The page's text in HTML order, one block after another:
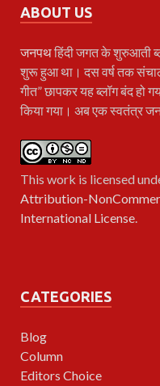
ABOUT US
जनपथहिंदी जगत के शुरुआती
शुरू हुआ था। दस वर्ष तक
गीत” छापकर यह ब्लॉग बंद हो
किया गया। अब एक स्वतंत्र
This work is licensed
Attribution-
International License.
CATEGORIES
Blog
Column
Editors Choice